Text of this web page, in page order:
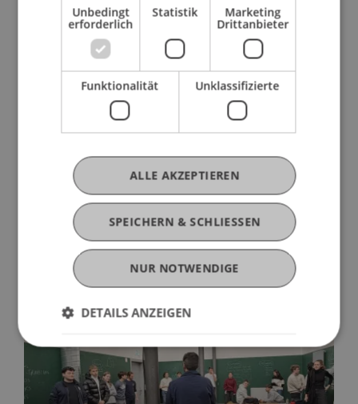
Mehr News
Unbedingt
erforderlich
Statistik Marketing
Drittanbieter
Funktionalität Unklassifizierte
SPEICHERN & SCHLIESSEN
ALLE AKZEPTIEREN
NUR NOTWENDIGE
DETAILS ANZEIGEN